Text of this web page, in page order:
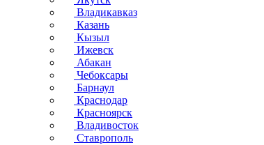
Владикавказ
Казань
Кызыл
Ижевск
Абакан
Чебоксары
Барнаул
Краснодар
Красноярск
Владивосток
Ставрополь